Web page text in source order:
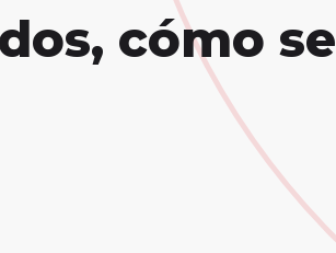
cómo se